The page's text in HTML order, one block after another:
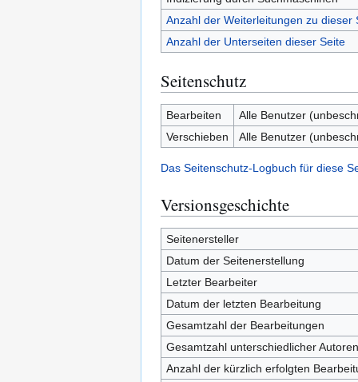
Anzahl der Weiterleitungen zu dieser
Anzahl der Unterseiten dieser Seite
Seitenschutz
Bearbeiten
Alle Benutzer
Verschieben
Alle Benutzer
Das Seitenschutz-Logbuch für diese
Versionsgeschichte
Seitenersteller
Datum der Seitenerstellung
Letzter Bearbeiter
Datum der letzten Bearbeitung
Gesamtzahl der Bearbeitungen
Gesamtzahl unterschiedlicher Autoren
Anzahl der kürzlich erfolgten